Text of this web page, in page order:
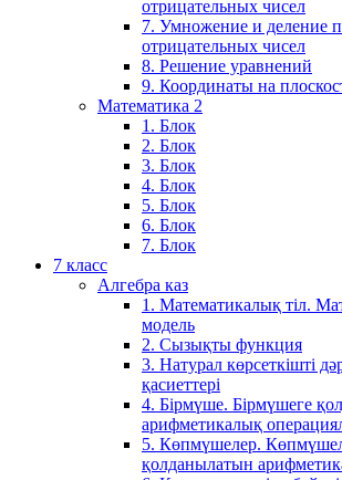
отрицательных чисел
7. Умножение и деление
отрицательных чисел
8. Решение уравнений
9. Координаты на
Математика 2
1. Блок
2. Блок
3. Блок
4. Блок
5. Блок
6. Блок
7. Блок
7 класс
Алгебра каз
1. Математикалық тіл.
модель
2. Сызықты функция
3. Натурал көрсеткішті
қасиеттері
4. Бірмүше. Бірмүшеге
арифметикалық
5. Көпмүшелер.
қолданылатын